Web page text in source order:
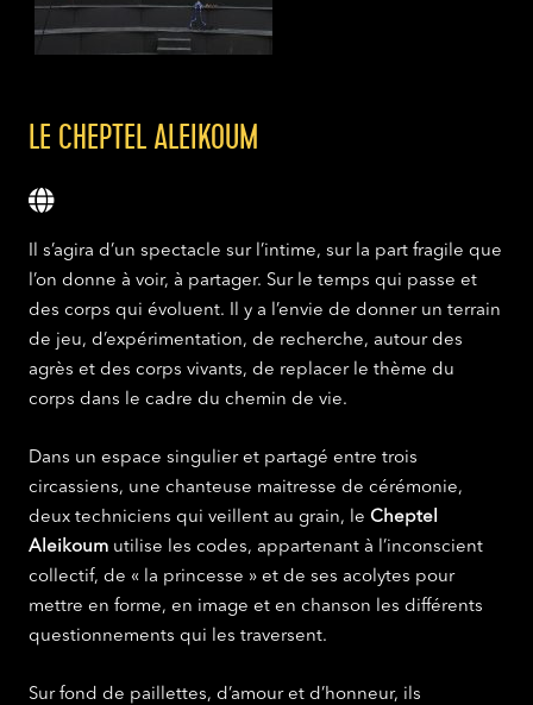
LE CHEPTEL ALEIKOUM
Il s’agira d’un spectacle sur l’intime, sur la part fragile que
l’on donne à voir, à partager. Sur le temps qui passe et
des corps qui évoluent. Il y a l’envie de donner un terrain
de jeu, d’expérimentation, de recherche, autour des
agrès et des corps vivants, de replacer le thème du
corps dans le cadre du chemin de vie.
Dans un espace singulier et partagé entre trois
circassiens, une chanteuse maitresse de cérémonie,
deux techniciens qui veillent au grain, le Cheptel
Aleikoum utilise les codes, appartenant à l’inconscient
collectif, de « la princesse » et de ses acolytes pour
mettre en forme, en image et en chanson les différents
questionnements qui les traversent.
Sur fond de paillettes, d’amour et d’honneur, ils